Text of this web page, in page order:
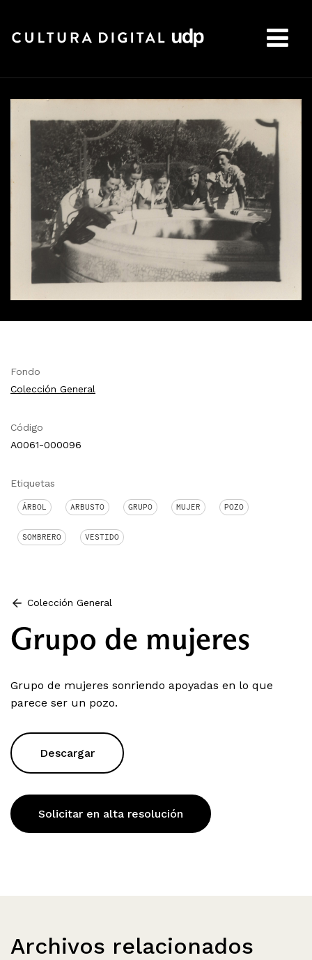
Fondo
Colección General
Código
A0061-000096
Etiquetas
ÁRBOL ARBUSTO GRUPO MUJER POZO
SOMBRERO VESTIDO
Colección General
Grupo de mujeres
Grupo de mujeres sonriendo apoyadas en lo que
parece ser un pozo.
Descargar
Solicitar en alta resolución
Archivos relacionados